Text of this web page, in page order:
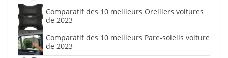
Comparatif des 10 meilleurs Oreillers voitures
de 2023
Comparatif des 10 meilleurs Pare-soleils voiture
de 2023